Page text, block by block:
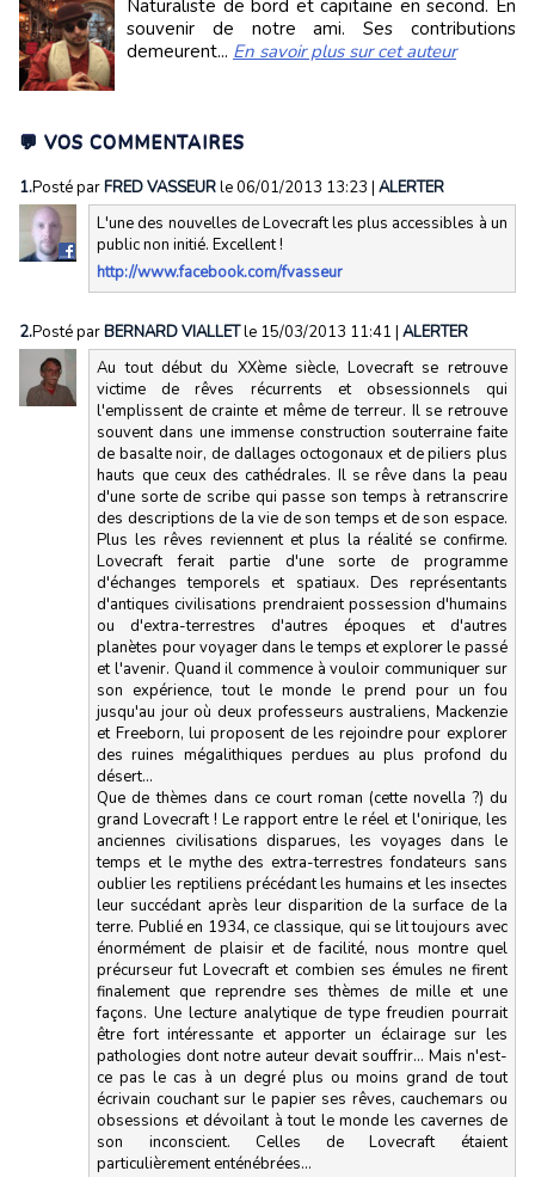
Naturaliste de bord et capitaine en second. En
souvenir de notre ami. Ses contributions
demeurent... En savoir plus sur cet auteur
💬 VOS COMMENTAIRES
1.Posté parFRED VASSEURle 06/01/2013 13:23 | ALERTER
L'une des nouvelles de Lovecraft les plus accessibles à un
public non initié. Excellent !
http://www.facebook.com/fvasseur
2.Posté parBERNARD VIALLETle 15/03/2013 11:41 | ALERTER
Au tout début du XXème siècle, Lovecraft se retrouve
victime de rêves récurrents et obsessionnels qui
l'emplissent de crainte et même de terreur. Il se retrouve
souvent dans une immense construction souterraine faite
de basalte noir, de dallages octogonaux et de piliers plus
hauts que ceux des cathédrales. Il se rêve dans la peau
d'une sorte de scribe qui passe son temps à retranscrire
des descriptions de la vie de son temps et de son espace.
Plus les rêves reviennent et plus la réalité se confirme.
Lovecraft ferait partie d'une sorte de programme
d'échanges temporels et spatiaux. Des représentants
d'antiques civilisations prendraient possession d'humains
ou d'extra-terrestres d'autres époques et d'autres
planètes pour voyager dans le temps et explorer le passé
et l'avenir. Quand il commence à vouloir communiquer sur
son expérience, tout le monde le prend pour un fou
jusqu'au jour où deux professeurs australiens, Mackenzie
et Freeborn, lui proposent de les rejoindre pour explorer
des ruines mégalithiques perdues au plus profond du
désert...
Que de thèmes dans ce court roman (cette novella ?) du
grand Lovecraft ! Le rapport entre le réel et l'onirique, les
anciennes civilisations disparues, les voyages dans le
temps et le mythe des extra-terrestres fondateurs sans
oublier les reptiliens précédant les humains et les insectes
leur succédant après leur disparition de la surface de la
terre. Publié en 1934, ce classique, qui se lit toujours avec
énormément de plaisir et de facilité, nous montre quel
précurseur fut Lovecraft et combien ses émules ne firent
finalement que reprendre ses thèmes de mille et une
façons. Une lecture analytique de type freudien pourrait
être fort intéressante et apporter un éclairage sur les
pathologies dont notre auteur devait souffrir... Mais n'est-
ce pas le cas à un degré plus ou moins grand de tout
écrivain couchant sur le papier ses rêves, cauchemars ou
obsessions et dévoilant à tout le monde les cavernes de
son inconscient. Celles de Lovecraft étaient
particulièrement enténébrées...